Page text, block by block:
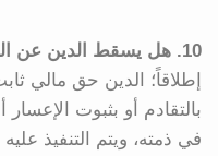
10. هل يسقط الدين عن المدين المعسر بعد إلغاء السجن؟
إطلاقاً؛ الدين حق مالي
بالتقادم أو بثبوت
في ذمته، ويتم التنفيذ